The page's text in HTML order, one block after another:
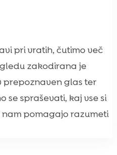
pri vratih, čutimo več
zakodirana je
prepoznaven glas ter
se spraševati, kaj vse si
nam pomagajo razumeti